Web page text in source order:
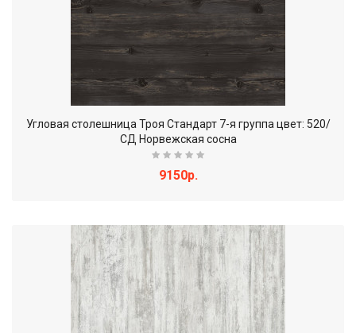
Угловая столешница Троя Стандарт 7-я группа цвет: 520/
СД Норвежская сосна
9150р.